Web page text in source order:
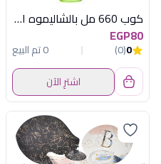
كوب 660 مل بالشاليموه احمر هيريفين
EGP80
0
(0)
0 تم البيع
اشترِ الآن